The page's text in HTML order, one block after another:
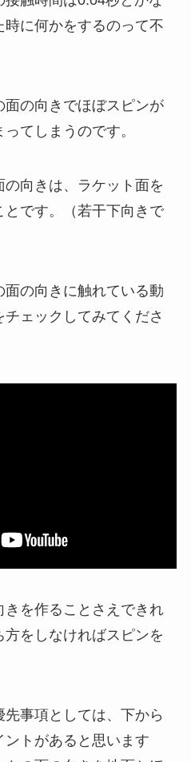
時に何かをするのって不
の向きでほぼスピンが
てしまうのです。
向きは、ラケット面を
です。（若干下向きで
の向きに触れている動
ェックしてみてくださ
を作ることさえできれ
をしなければスピンを
事項としては、下から
トがあると思います